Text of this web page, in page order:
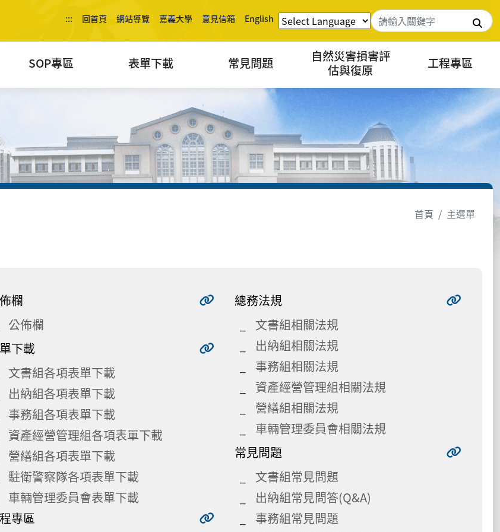
::: 回首頁 網站導覽 嘉義大學 意見信箱 English 搜尋
SOP專區 表單下載 常見問題
自然災害損害評
估與復原
工程專區
首頁
主選單
欄
公佈欄
下載
文書組各項表單下載
出納組各項表單下載
事務組各項表單下載
資產經營管理組各項表單下載
營繕組各項表單下載
駐衛警察隊各項表單下載
車輛管理委員會表單下載
專區
總務法規
文書組相關法規
出納組相關法規
事務組相關法規
資產經營管理組相關法規
營繕組相關法規
車輛管理委員會相關法規
常見問題
文書組常見問題
出納組常見問答(Q&A)
事務組常見問題